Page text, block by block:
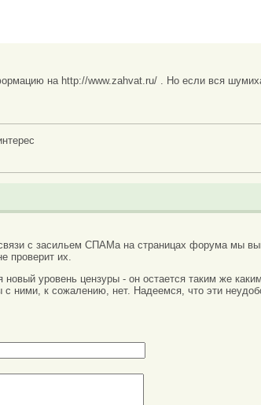
на http://www.zahvat.ru/ . Но если вся
с засильем СПАМа на страницах форума мы
проверит их.
новый уровень цензуры - он остается таким же
с ними, к сожалению, нет. Надеемся, что эти